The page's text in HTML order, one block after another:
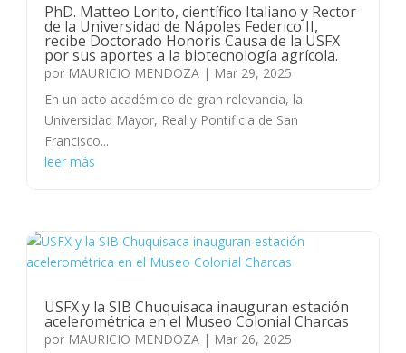
PhD. Matteo Lorito, científico Italiano y Rector
de la Universidad de Nápoles Federico II,
recibe Doctorado Honoris Causa de la USFX
por sus aportes a la biotecnología agrícola.
por MAURICIO MENDOZA | Mar 29, 2025
En un acto académico de gran relevancia, la
Universidad Mayor, Real y Pontificia de San
Francisco...
leer más
USFX y la SIB Chuquisaca inauguran estación
acelerométrica en el Museo Colonial Charcas
por MAURICIO MENDOZA | Mar 26, 2025